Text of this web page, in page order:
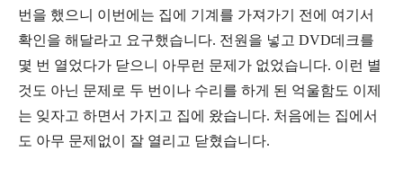
번을 했으니 이번에는 집에 기계를 가져가기 전에 여기서
확인을 해달라고 요구했습니다. 전원을 넣고 DVD데크를
몇 번 열었다가 닫으니 아무런 문제가 없었습니다. 이런 별
것도 아닌 문제로 두 번이나 수리를 하게 된 억울함도 이제
는 잊자고 하면서 가지고 집에 왔습니다. 처음에는 집에서
도 아무 문제없이 잘 열리고 닫혔습니다.